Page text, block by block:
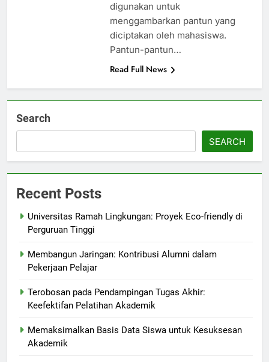
digunakan untuk
menggambarkan pantun yang
diciptakan oleh mahasiswa.
Pantun-pantun…
Read Full News
Search
SEARCH
Recent Posts
Universitas Ramah Lingkungan: Proyek Eco-friendly di
Perguruan Tinggi
Membangun Jaringan: Kontribusi Alumni dalam
Pekerjaan Pelajar
Terobosan pada Pendampingan Tugas Akhir:
Keefektifan Pelatihan Akademik
Memaksimalkan Basis Data Siswa untuk Kesuksesan
Akademik